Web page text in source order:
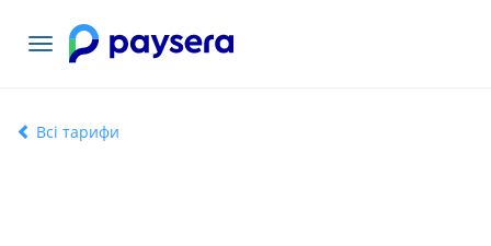
Переключити
навігацію
Всі тарифи